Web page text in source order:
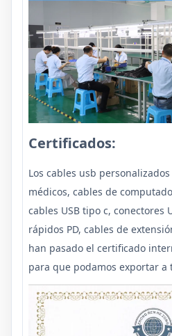
Certificados:
Los cables usb
médicos, cables de
cables USB tipo c, conectores
rápidos PD, cables de
han pasado el certificado
para que podamos exportar